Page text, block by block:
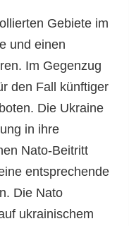
Gebiete im
und einen
Im Gegenzug
den Fall künftiger
Die Ukraine
in ihre
Nato-Beitritt
entsprechende
Die Nato
ukrainischem